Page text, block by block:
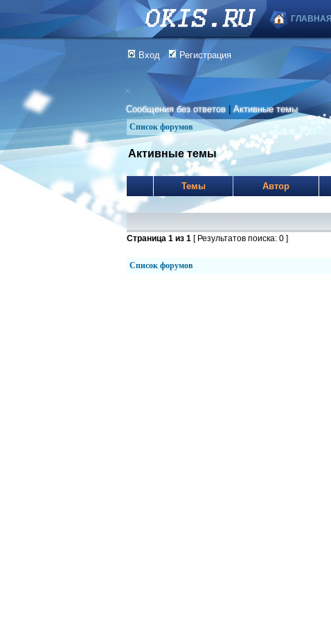
ГЛАВНАЯ
Вход Регистрация
Сообщения без ответов |Активные темы
Список форумов
Активные темы
Темы Автор
Страница 1 из 1 [ Результатов поиска: 0 ]
Список форумов